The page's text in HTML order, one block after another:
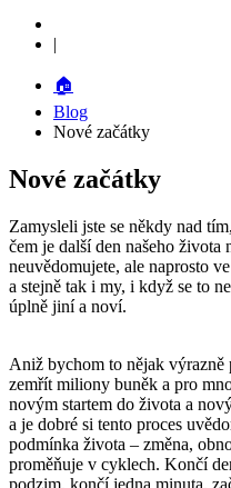
|
🏠
Blog
Nové začátky
Nové začátky
Zamysleli jste se někdy nad
čem je další den našeho
neuvědomujete, ale naprosto
a stejně tak i my, i když se to
úplně jiní a noví.
Aniž bychom to nějak výrazně
zemřít miliony buněk a pro
novým startem do života a
a je dobré si tento proces
podmínka života – změna,
proměňuje v cyklech. Končí
podzim, končí jedna minuta,